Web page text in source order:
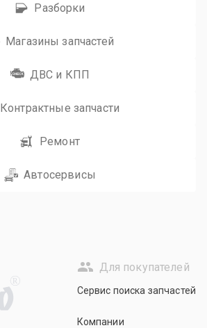
Разборки
Магазины запчастей
ДВС и КПП
Контрактные запчасти
Ремонт
Автосервисы
R
Для покупателей
Сервис поиска запчастей
Компании